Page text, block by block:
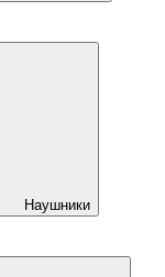
Наушники